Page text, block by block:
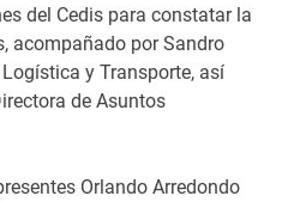
del Cedis para constatar la
acompañado por Sandro
y Transporte, así
de Asuntos
Orlando Arredondo